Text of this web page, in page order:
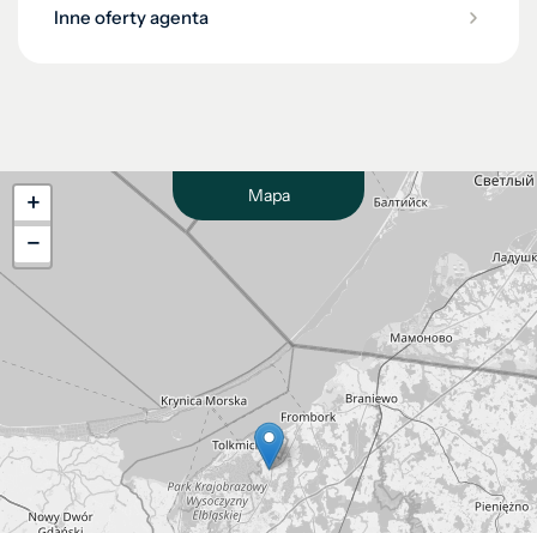
Inne oferty agenta
Mapa
+
−